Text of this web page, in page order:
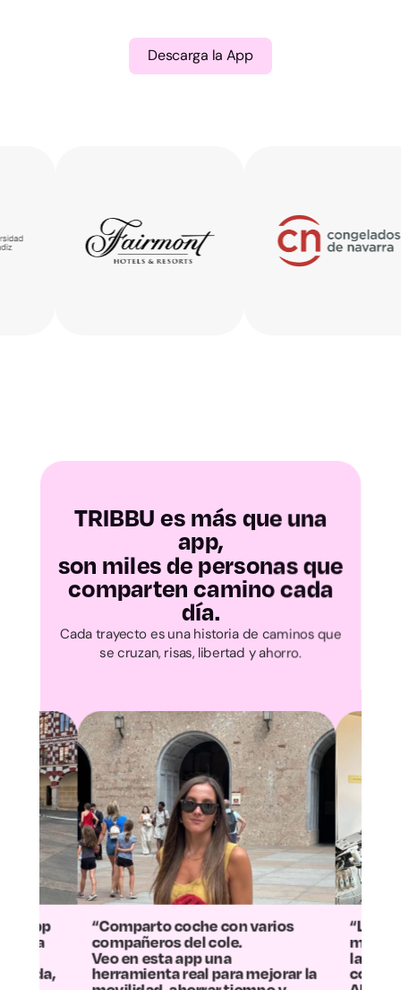
Málaga
Teruel
Zaragoza
Santa Cruz de
Tenerife
Cantabria
Ávila
Burgos
León
Palencia
Salamanca
Segovia
Soria
Valladolid
Descarga la App
TRIBBU es más que una
app,
son miles de personas que
comparten camino cada
día.
Cada trayecto es una historia de caminos que
se cruzan, risas, libertad y ahorro.
coche con varios
del cole.
esta app una
real para mejorar la
“La experiencia no puede
más positiva: hemos
la mitad los gastos y
contaminamos menos.